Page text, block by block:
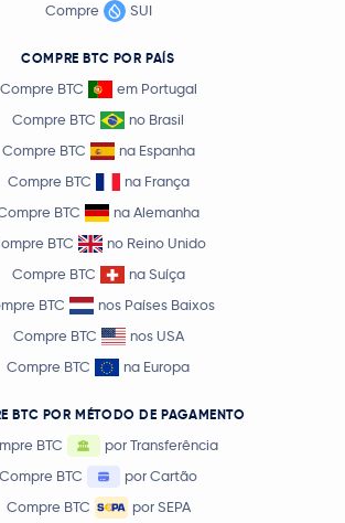
Compre
SUI
COMPRE BTC POR PAÍS
Compre BTC
em Portugal
Compre BTC
no Brasil
Compre BTC
na Espanha
Compre BTC
na França
BTC
na Alemanha
BTC
no Reino Unido
Compre BTC
na Suíça
BTC
nos Países Baixos
Compre BTC
nos USA
Compre BTC
na Europa
BTC POR MÉTODO DE PAGAMENTO
BTC
por Transferência
Compre BTC
por Cartão
Compre BTC
por SEPA